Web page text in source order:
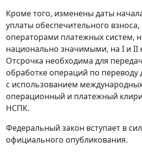
Кроме того, изменены даты
уплаты обеспечительного
операторами платежных систем,
национально значимыми, на I и II
Отсрочка необходима для
обработке операций по переводу
с использованием
операционный и платежный
НСПК.
Федеральный закон вступает в
официального опубликования.